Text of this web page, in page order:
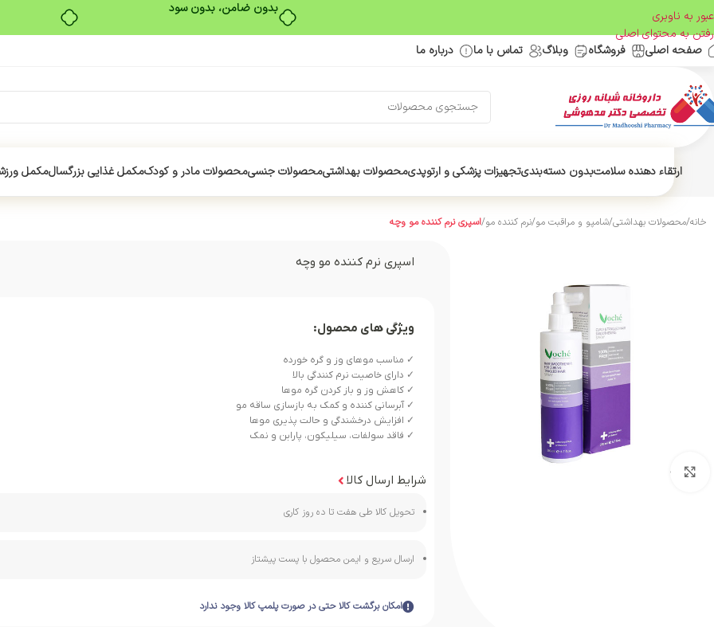
بدون ضامن، بدون سود
عبور به ناوبری
رفتن به محتوای اصلی
صفحه اصلی
فروشگاه وبلاگ تماس با ما درباره ما
ارتقاء دهنده سلامتبدون دسته‌بندیتجهیزات پزشکی و ارتوپدیمحصولات بهداشتیمحصولات جنسیمحصولات مادر و کودکمکمل غذایی بزرگسالمکمل
خانه/محصولات بهداشتی/شامپو و مراقبت مو/نرم کننده مو/اسپری نرم کننده مو وچه
اسپری نرم کننده مو وچه
ویژگی های محصول:
✓ مناسب موهای وز و گره خورده
✓ دارای خاصیت نرم کنندگی بالا
✓ کاهش وز و باز کردن گره موها
✓ آبرسانی کننده و کمک به بازسازی ساقه مو
✓ افزایش درخشندگی و حالت پذیری موها
✓ فاقد سولفات، سیلیکون، پارابن و نمک
شرایط ارسال کالا
تحویل کالا طی هفت تا ده روز کاری
ارسال سریع و ایمن محصول با پست پیشتاز
امکان برگشت کالا حتی در صورت پلمپ کالا وجود ندارد